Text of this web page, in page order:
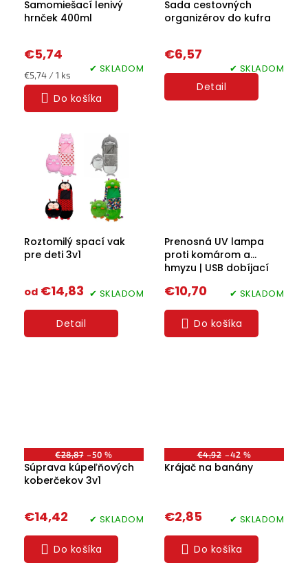
Halloween
Prihlásenie
Samomiešací lenivý
hrnček 400ml
✔ SKLADOM
€5,74
Jednotková
cena:
€5,74 / 1 ks
Do košíka
Sada cestovných
organizérov do kufra
✔ SKLADOM
€6,57
Detail
Roztomilý spací vak
pre deti 3v1
✔ SKLADOM
od €14,83
Detail
Prenosná UV lampa
proti komárom a
hmyzu | USB dobíjací
režimami a závesným
háčikom
✔ SKLADOM
€10,70
Do košíka
€28,87 –50 %
Súprava kúpeľňových
koberčekov 3v1
✔ SKLADOM
€14,42
Do košíka
€4,92 –42 %
Krájač na banány
✔ SKLADOM
€2,85
Do košíka